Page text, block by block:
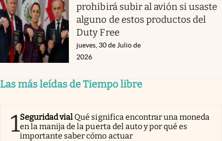
prohibirá subir al avión si usaste
alguno de estos productos del
Duty Free
jueves, 30 de Julio de
2026
Las más leídas de Tiempo libre
1Seguridad vial Qué significa encontrar una moneda
en la manija de la puerta del auto y por qué es
importante saber cómo actuar